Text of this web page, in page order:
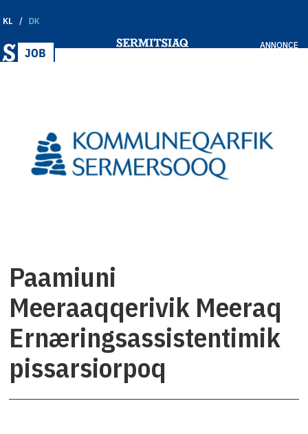
KL DK
ANNONCE
Paamiuni
Meeraaqqerivik Meeraq
Ernæringsassistentimik
pissarsiorpoq